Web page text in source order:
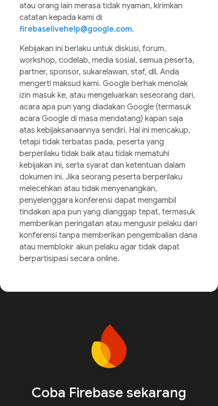
atau orang lain merasa tidak nyaman, kirimkan
catatan kepada kami di
firebaselivehelp@google.com.
Kebijakan ini berlaku untuk diskusi, forum,
workshop, codelab, media sosial, semua peserta,
partner, sponsor, sukarelawan, staf, dll. Anda
mengerti maksud kami. Google berhak menolak
izin masuk ke, atau mengeluarkan seseorang dari,
acara apa pun yang diadakan Google (termasuk
acara Google di masa mendatang) kapan saja
atas kebijaksanaannya sendiri. Hal ini mencakup,
tetapi tidak terbatas pada, peserta yang
berperilaku tidak baik atau tidak mematuhi
kebijakan ini, serta syarat dan ketentuan dalam
dokumen ini. Jika seorang peserta berperilaku
melecehkan atau tidak menyenangkan,
penyelenggara konferensi dapat mengambil
tindakan apa pun yang dianggap tepat, termasuk
memberikan peringatan atau mengusir pelaku dari
konferensi tanpa memberikan pengembalian dana
atau memblokir akun pelaku agar tidak dapat
berpartisipasi secara online.
Coba Firebase sekarang